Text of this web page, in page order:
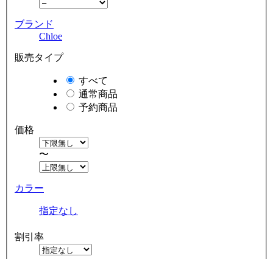
ブランド
Chloe
販売タイプ
すべて
通常商品
予約商品
価格
〜
カラー
指定なし
割引率